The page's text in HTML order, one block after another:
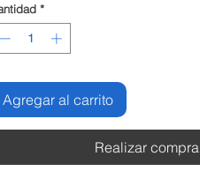
*
Agregar al carrito
Realizar compra